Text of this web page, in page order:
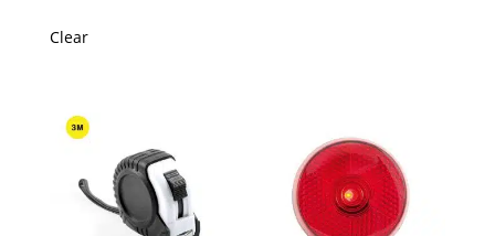
Clear